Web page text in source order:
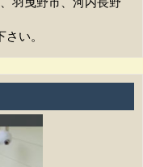
すか？
すか？
扇・お風呂・エアコ
い。